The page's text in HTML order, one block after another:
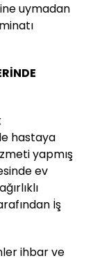
uymadan
hastaya
yapmış
ev
İş
ihbar ve